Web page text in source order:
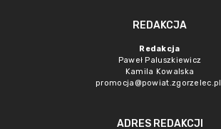
REDAKCJA
Redakcja
Paweł Paluszkiewicz
Kamila Kowalska
promocja@powiat.zgorzelec.pl
ADRES REDAKCJI